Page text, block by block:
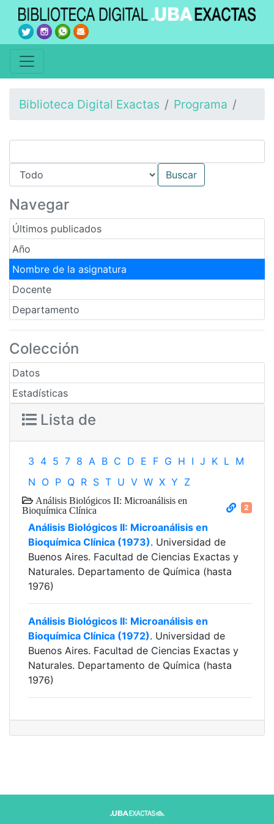
Biblioteca Digital Exactas Programa
Navegar
Últimos publicados
Año
Nombre de la asignatura
Docente
Departamento
Colección
Datos
Estadísticas
Lista de
3 4 5 7 8 A B C D E F G H I J K L M
N O P Q R S T U V W X Y Z
Análisis Biológicos II: Microanálisis en
Bioquímica Clínica
2
Análisis Biológicos II: Microanálisis en
Bioquímica Clínica (1973). Universidad de
Buenos Aires. Facultad de Ciencias Exactas y
Naturales. Departamento de Química (hasta
1976)
Análisis Biológicos II: Microanálisis en
Bioquímica Clínica (1972). Universidad de
Buenos Aires. Facultad de Ciencias Exactas y
Naturales. Departamento de Química (hasta
1976)